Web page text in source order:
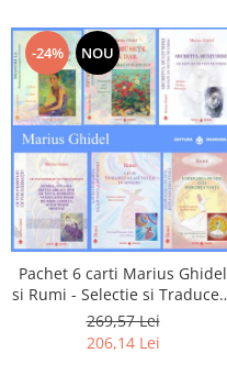
-24% NOU
Pachet 6 carti Marius Ghidel
si Rumi - Selectie si Traducere
de Marius Ghidel
269,57 Lei
206,14 Lei